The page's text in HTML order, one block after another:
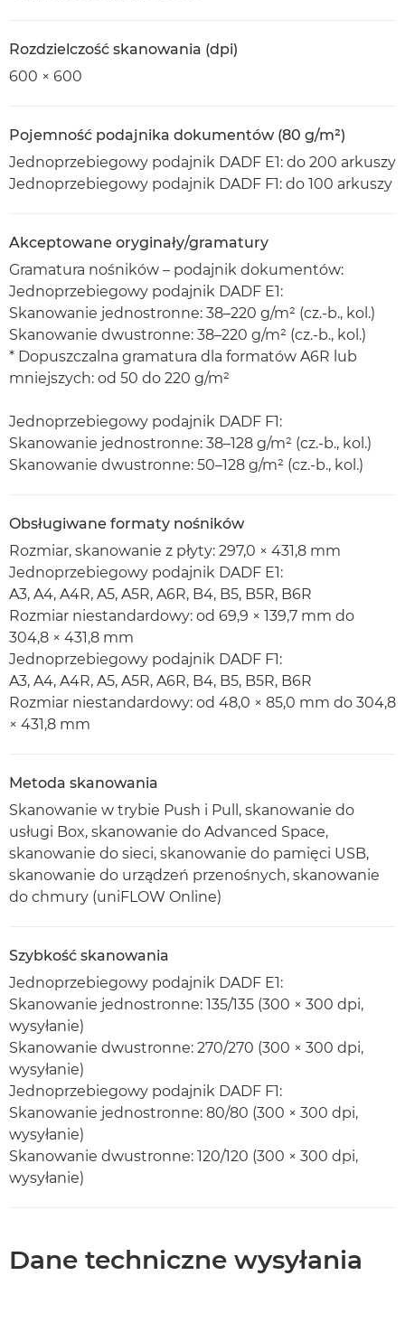
Rozdzielczość skanowania (dpi)
600 × 600
Pojemność podajnika dokumentów (80 g/m²)
Jednoprzebiegowy podajnik DADF E1: do 200 arkuszy
Jednoprzebiegowy podajnik DADF F1: do 100 arkuszy
Akceptowane oryginały/gramatury
Gramatura nośników – podajnik dokumentów:
Jednoprzebiegowy podajnik DADF E1:
Skanowanie jednostronne: 38–220 g/m² (cz.-b., kol.)
Skanowanie dwustronne: 38–220 g/m² (cz.-b., kol.)
* Dopuszczalna gramatura dla formatów A6R lub
mniejszych: od 50 do 220 g/m²
Jednoprzebiegowy podajnik DADF F1:
Skanowanie jednostronne: 38–128 g/m² (cz.-b., kol.)
Skanowanie dwustronne: 50–128 g/m² (cz.-b., kol.)
Obsługiwane formaty nośników
Rozmiar, skanowanie z płyty: 297,0 × 431,8 mm
Jednoprzebiegowy podajnik DADF E1:
A3, A4, A4R, A5, A5R, A6R, B4, B5, B5R, B6R
Rozmiar niestandardowy: od 69,9 × 139,7 mm do
304,8 × 431,8 mm
Jednoprzebiegowy podajnik DADF F1:
A3, A4, A4R, A5, A5R, A6R, B4, B5, B5R, B6R
Rozmiar niestandardowy: od 48,0 × 85,0 mm do 304,8
× 431,8 mm
Metoda skanowania
Skanowanie w trybie Push i Pull, skanowanie do
usługi Box, skanowanie do Advanced Space,
skanowanie do sieci, skanowanie do pamięci USB,
skanowanie do urządzeń przenośnych, skanowanie
do chmury (uniFLOW Online)
Szybkość skanowania
Jednoprzebiegowy podajnik DADF E1:
Skanowanie jednostronne: 135/135 (300 × 300 dpi,
wysyłanie)
Skanowanie dwustronne: 270/270 (300 × 300 dpi,
wysyłanie)
Jednoprzebiegowy podajnik DADF F1:
Skanowanie jednostronne: 80/80 (300 × 300 dpi,
wysyłanie)
Skanowanie dwustronne: 120/120 (300 × 300 dpi,
wysyłanie)
Dane techniczne wysyłania